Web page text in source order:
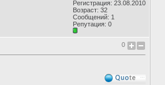
Регистрация: 23.08.2010
Возраст: 32
Сообщений: 1
Репутация: 0
0